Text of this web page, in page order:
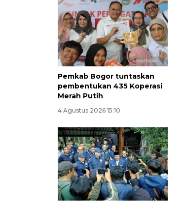
Pemkab Bogor tuntaskan
pembentukan 435 Koperasi
Merah Putih
4 Agustus 2026 15:10